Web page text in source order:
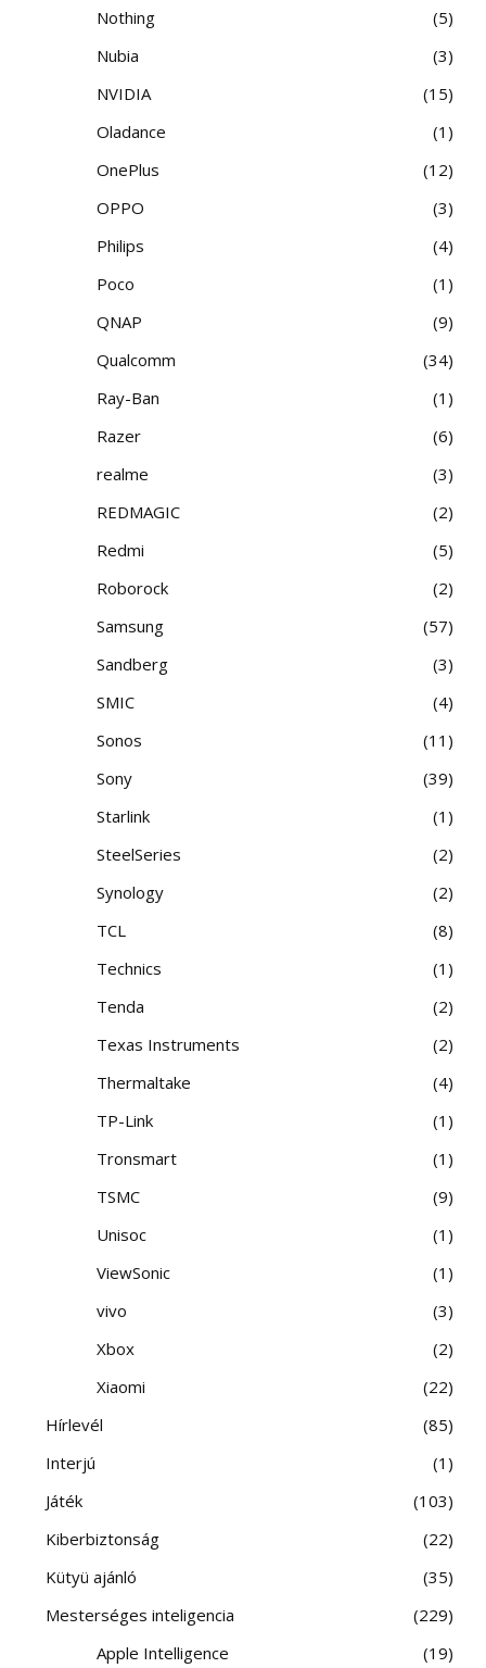
Nothing
5
Nubia
3
NVIDIA
15
Oladance
1
OnePlus
12
OPPO
3
Philips
4
Poco
1
QNAP
9
Qualcomm
34
Ray-Ban
1
Razer
6
realme
3
REDMAGIC
2
Redmi
5
Roborock
2
Samsung
57
Sandberg
3
SMIC
4
Sonos
11
Sony
39
Starlink
1
SteelSeries
2
Synology
2
TCL
8
Technics
1
Tenda
2
Texas Instruments
2
Thermaltake
4
TP-Link
1
Tronsmart
1
TSMC
9
Unisoc
1
ViewSonic
1
vivo
3
Xbox
2
Xiaomi
22
Hírlevél
85
Interjú
1
Játék
103
Kiberbiztonság
22
Kütyü ajánló
35
Mesterséges inteligencia
229
Apple Intelligence
19